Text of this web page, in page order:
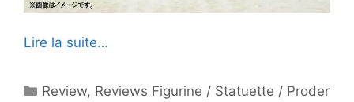
Lire la suite…
Catégories
Review, Reviews Figurine / Statuette / Proder